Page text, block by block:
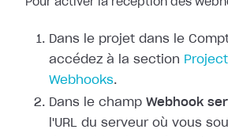
Pour activer la réception des
Dans le projet dans le
accédez à la section Project
Webhooks.
Dans le champ Webhook
l'URL du serveur où vous